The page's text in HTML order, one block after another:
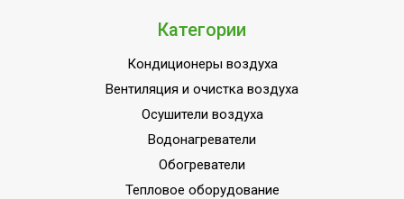
Категории
Кондиционеры воздуха
Вентиляция и очистка воздуха
Осушители воздуха
Водонагреватели
Обогреватели
Тепловое оборудование